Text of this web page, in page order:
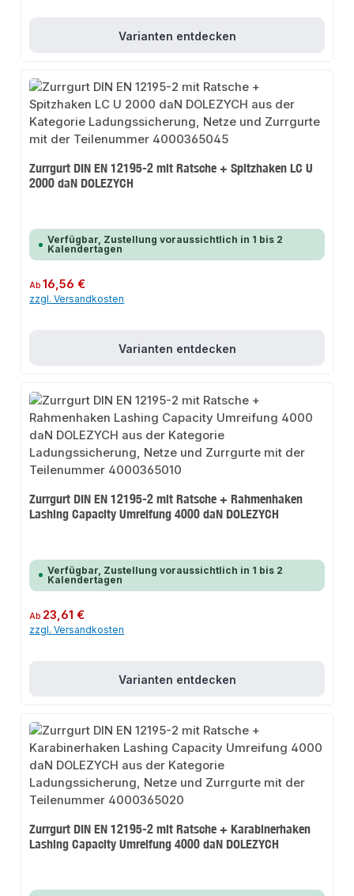
Varianten entdecken
Zurrgurt DIN EN 12195-2 mit Ratsche + Spitzhaken LC U
2000 daN DOLEZYCH
Verfügbar, Zustellung voraussichtlich in 1 bis 2
Kalendertagen
Regulärer Preis:
Ab16,56 €
zzgl. Versandkosten
Varianten entdecken
Zurrgurt DIN EN 12195-2 mit Ratsche + Rahmenhaken
Lashing Capacity Umreifung 4000 daN DOLEZYCH
Verfügbar, Zustellung voraussichtlich in 1 bis 2
Kalendertagen
Regulärer Preis:
Ab 23,61 €
zzgl. Versandkosten
Varianten entdecken
Zurrgurt DIN EN 12195-2 mit Ratsche + Karabinerhaken
Lashing Capacity Umreifung 4000 daN DOLEZYCH